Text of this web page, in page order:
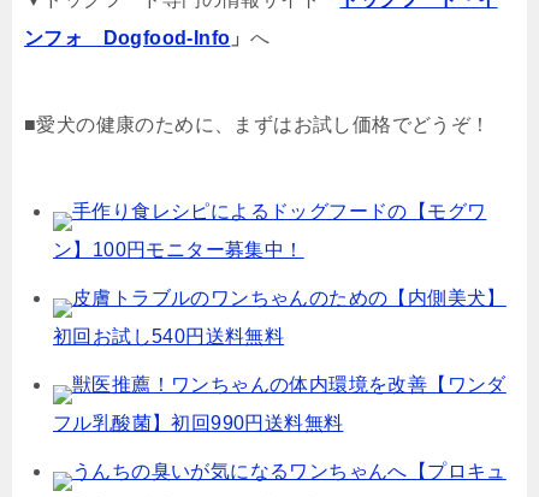
ンフォ Dogfood-Info 」 へ
■愛犬の健康のために、まずはお試し価格でどうぞ！
手作り食レシピによるドッグフードの【モグワ
ン】100円モニター募集中！
皮膚トラブルのワンちゃんのための【内側美犬】
初回お試し540円送料無料
獣医推薦！ワンちゃんの体内環境を改善【ワンダ
フル乳酸菌】初回990円送料無料
うんちの臭いが気になるワンちゃんへ【プロキュ